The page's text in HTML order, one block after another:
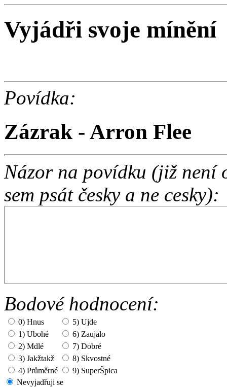
Vyjádři svoje mínění
Povídka:
Zázrak - Arron Flee
Názor na povídku (již není
sem psát česky a ne cesky):
Bodové hodnocení:
0) Hnus
5) Ujde
1) Ubohé
6) Zaujalo
2) Mdlé
7) Dobré
3) Jakžtakž
8) Skvostné
4) Průměrné
9) SuperŠpica
Nevyjadřuji se